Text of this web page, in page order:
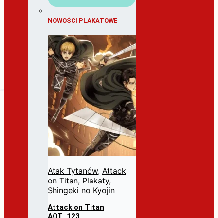
NOWOŚCI PLAKATOWE
Atak Tytanów, Attack
on Titan, Plakaty,
Shingeki no Kyojin
Attack on Titan
AOT_123